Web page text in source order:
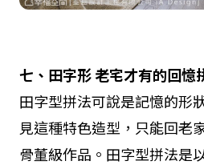
七、田字形老宅才有的回憶
田字型拼法可說是記憶的形
見這種特色造型，只能回老
骨董級作品。田字型拼法是